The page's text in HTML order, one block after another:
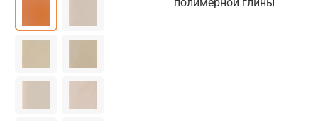
полимерной глины